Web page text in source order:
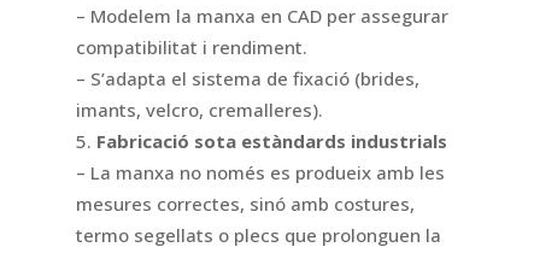
– Modelem la manxa en CAD per assegurar
compatibilitat i rendiment.
– S’adapta el sistema de fixació (brides,
imants, velcro, cremalleres).
Fabricació sota estàndards industrials
– La manxa no només es produeix amb les
mesures correctes, sinó amb costures,
termo segellats o plecs que prolonguen la